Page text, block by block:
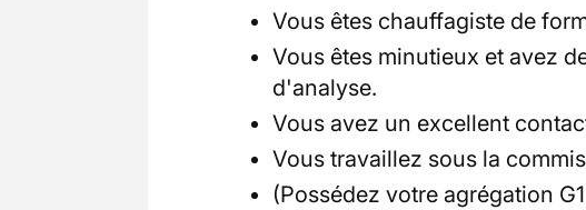
Vous êtes chauffagiste de
Vous êtes minutieux et avez
d'analyse.
Vous avez un excellent
Vous travaillez sous la
(Possédez votre agrégation